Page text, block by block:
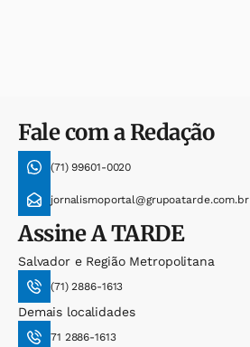
Fale com a Redação
(71) 99601-0020
jornalismoportal@grupoatarde.com.br
AssineA TARDE
Salvador e Região Metropolitana
(71) 2886-1613
Demais localidades
71 2886-1613